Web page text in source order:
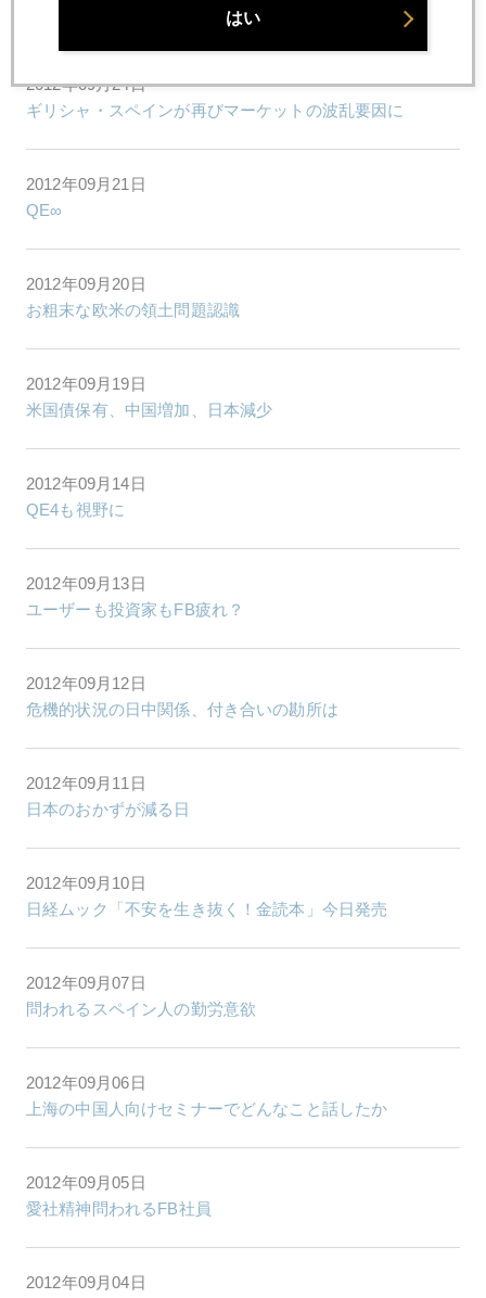
スペインの「ねずみ小僧」は市長
2012年09月24日
ギリシャ・スペインが再びマーケットの波乱要因に
2012年09月21日
QE∞
2012年09月20日
お粗末な欧米の領土問題認識
2012年09月19日
米国債保有、中国増加、日本減少
2012年09月14日
QE4も視野に
2012年09月13日
ユーザーも投資家もFB疲れ？
2012年09月12日
危機的状況の日中関係、付き合いの勘所は
2012年09月11日
日本のおかずが減る日
2012年09月10日
日経ムック「不安を生き抜く！金読本」今日発売
2012年09月07日
問われるスペイン人の勤労意欲
2012年09月06日
上海の中国人向けセミナーでどんなこと話したか
2012年09月05日
愛社精神問われるFB社員
2012年09月04日
はい